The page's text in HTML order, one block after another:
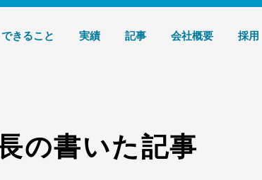
T3デザイン
できること 実績 記事 会社概要 採用
の書いた記事